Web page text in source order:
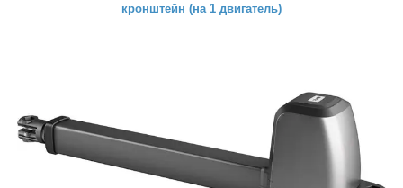
кронштейн (на 1 двигатель)